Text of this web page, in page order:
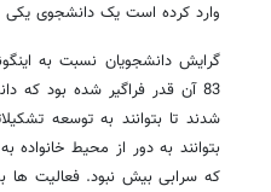
وارد کرده است یک دانشجوی یکی
گرایش دانشجویان نسبت به
83 آن قدر فراگیر شده بود که
شدند تا بتوانند به توسعه
بتوانند به دور از محیط
که سرابی بیش نبود. فعالیت ها